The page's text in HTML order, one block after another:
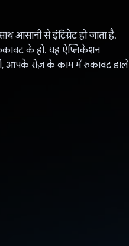
से इंटिग्रेट हो जाता है.
के हो. यह ऐप्लिकेशन
आपके रोज़ के काम में रुकावट डाले